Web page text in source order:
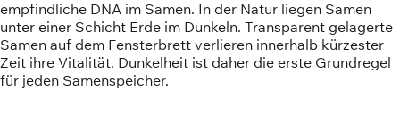
empfindliche DNA im Samen. In der Natur liegen Samen
unter einer Schicht Erde im Dunkeln. Transparent gelagerte
Samen auf dem Fensterbrett verlieren innerhalb kürzester
Zeit ihre Vitalität. Dunkelheit ist daher die erste Grundregel
für jeden Samenspeicher.